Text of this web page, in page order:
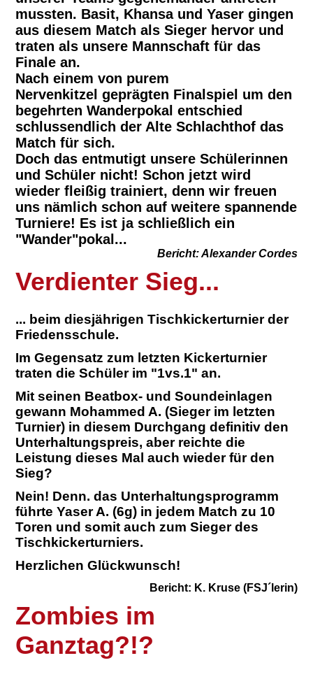
mussten. Basit, Khansa und Yaser gingen
aus diesem Match als Sieger hervor und
traten als unsere Mannschaft für das
Finale an.
Nach einem von purem
Nervenkitzel geprägten Finalspiel um den
begehrten Wanderpokal entschied
schlussendlich der Alte Schlachthof das
Match für sich.
Doch das entmutigt unsere Schülerinnen
und Schüler nicht! Schon jetzt wird
wieder fleißig trainiert, denn wir freuen
uns nämlich schon auf weitere spannende
Turniere! Es ist ja schließlich ein
"Wander"pokal...
Bericht: Alexander Cordes
Verdienter Sieg...
... beim diesjährigen Tischkickerturnier der
Friedensschule.
Im Gegensatz zum letzten Kickerturnier
traten die Schüler im "1vs.1" an.
Mit seinen Beatbox- und Soundeinlagen
gewann Mohammed A. (Sieger im letzten
Turnier) in diesem Durchgang definitiv den
Unterhaltungspreis, aber reichte die
Leistung dieses Mal auch wieder für den
Sieg?
Nein! Denn. das Unterhaltungsprogramm
führte Yaser A. (6g) in jedem Match zu 10
Toren und somit auch zum Sieger des
Tischkickerturniers.
Herzlichen Glückwunsch!
Bericht: K. Kruse (FSJ´lerin)
Zombies im
Ganztag?!?